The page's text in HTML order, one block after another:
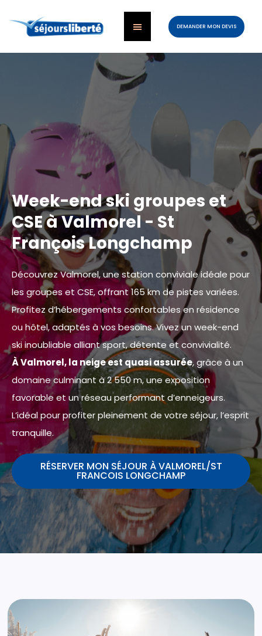
DEMANDER MON DEVIS
Week-end ski groupes et
CSE à Valmorel - St
François Longchamp
Découvrez Valmorel, une station conviviale idéale pour
les groupes et CSE, offrant 165 km de pistes variées.
Profitez d’hébergements confortables en résidence
ou hôtel, adaptés à vos besoins. Vivez un week-end
ski inoubliable alliant sport, détente et convivialité.
À Valmorel, la neige est quasi assurée, grâce à un
domaine culminant à 2 550 m, une exposition
favorable et un réseau performant d’enneigeurs.
L’idéal pour profiter pleinement de votre séjour, l’esprit
tranquille.
RÉSERVER MON SÉJOUR À VALMOREL/ST
FRANCOIS LONGCHAMP